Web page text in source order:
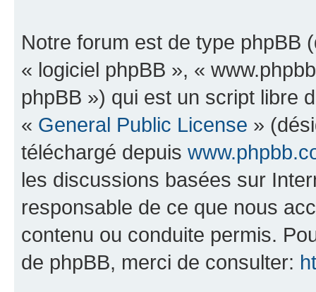
Notre forum est de type phpBB
« logiciel phpBB », «
phpBB ») qui est un script libre
« General Public License »
téléchargé depuis
les discussions basées sur
responsable de ce que nous
contenu ou conduite permis.
de phpBB, merci de consulter: